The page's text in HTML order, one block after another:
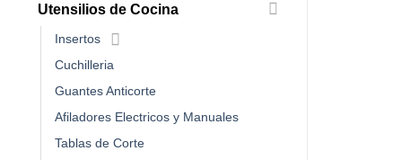
Utensilios de Cocina
Insertos
Cuchilleria
Guantes Anticorte
Afiladores Electricos y Manuales
Tablas de Corte